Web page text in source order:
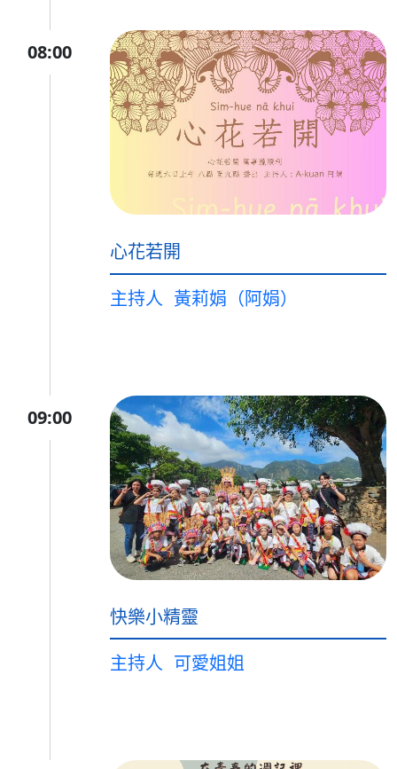
08:00
心花若開
主持人 黃莉娟（阿娟）
09:00
快樂小精靈
主持人 可愛姐姐